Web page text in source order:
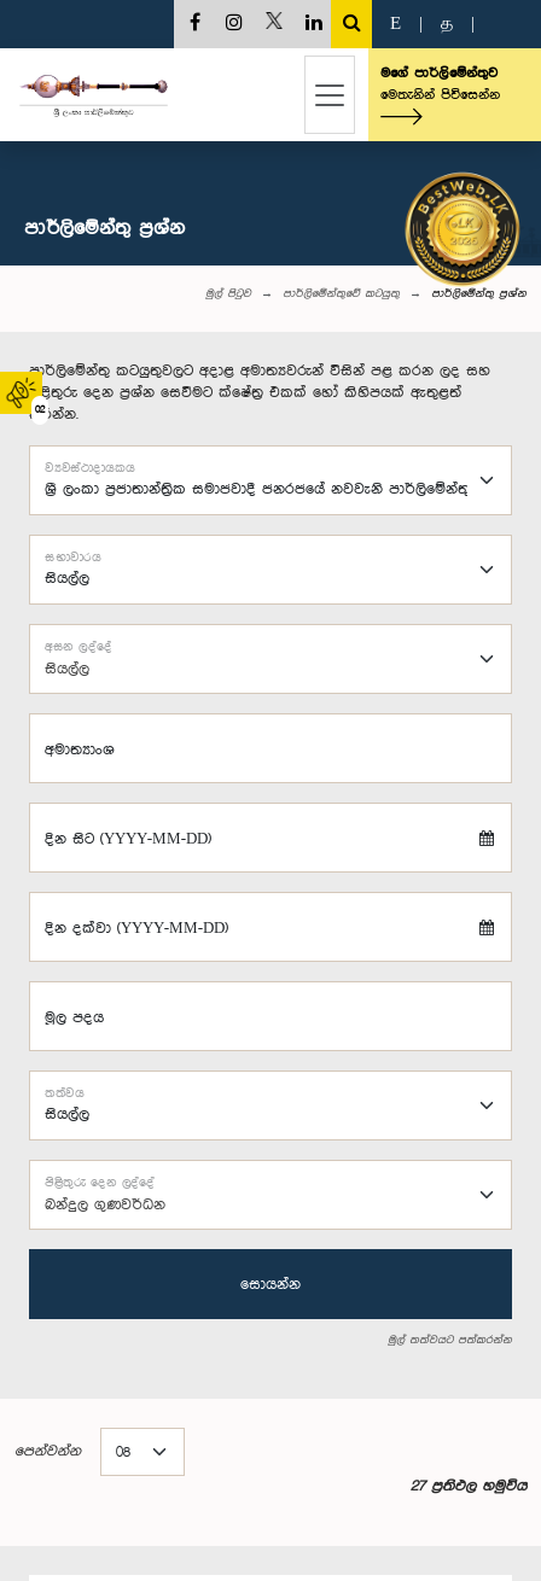
02
E த
මගේ පාර්ලිමේන්තුව
මෙතැනින් පිවිසෙන්න
පාර්ලි‌මේන්තු‌ ප්‍රශ්න
මුල් පිටුව පාර්ලිමේන්තුවේ කටයුතු පාර්ලි‌මේන්තු‌ ප්‍රශ්න
පාර්ලිමේන්තු කටයුතුවලට අදාළ අමාත්‍යවරුන් විසින් පළ කරන ලද සහ
පිළිතුරු දෙන ප්‍රශ්න සෙවීමට ක්ෂේත්‍ර එකක් හෝ කිහිපයක් ඇතුළත්
කරන්න.
ව්‍යවස්ථාදායකය
සභාවාරය
සියල්ල
අසන ලද්දේ
අමාත්‍යාංශ
දින සිට (YYYY-MM-DD)
දින දක්වා (YYYY-MM-DD)
මූල පදය
තත්වය
බන්දුල ගුණවර්ධන
පිළිතුරු දෙන ලද්දේ
සොයන්න
මුල් තත්වයට පත්කරන්න
පෙන්වන්න
27 ප්‍රතිඵල හමුවිය